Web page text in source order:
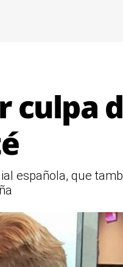
culpa
española, que